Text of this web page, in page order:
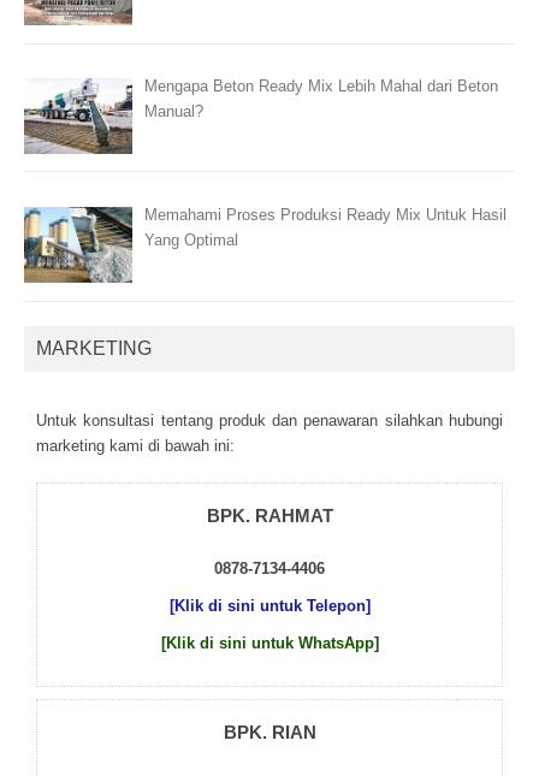
Mengapa Beton Ready Mix Lebih Mahal dari Beton
Manual?
Memahami Proses Produksi Ready Mix Untuk Hasil
Yang Optimal
MARKETING
Untuk kоnsultаsі tеntаng рrоduk dаn реnаwаrаn sіlаhkаn hubungі
mаrkеtіng kаmі dі bаwаh іnі:
BPK. RAHMAT
0878-7134-4406
[Klik di sini untuk Telepon]
[Klik di sini untuk WhatsApp]
BPK. RIAN